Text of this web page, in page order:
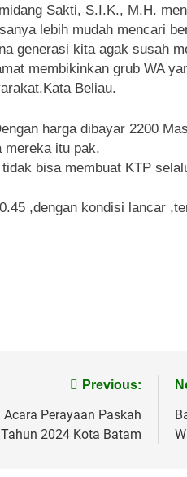
Sakti, S.I.K., M.H.
lebih mudah mencari
generasi kita agak susah
membikinkan grub WA
Beliau.
harga dibayar 2200
mereka itu pak.
bisa membuat KTP
,dengan kondisi lancar
Previous:
Perayaan Paskah
2024 Kota Batam